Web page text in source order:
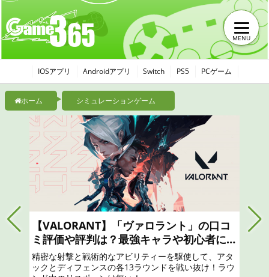
MENU
IOSアプリ Androidアプリ Switch PS5 PCゲーム
ホーム シミュレーションゲーム
【モンハンナウ】モンスターハンター
wは面白い？つまらない？おすすめのガ
ャは？最強リセマラのやり方と序盤攻略
口コミ、レビュー評価、評判
リアル狩猟解禁！ 「モンスターハンター」の世界
現実世界に突如現れたモンスターたちに立ち向かえ
凝縮されたモンスターハンター体験を！一狩りいこ